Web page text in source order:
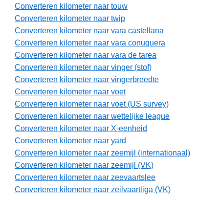
Converteren kilometer naar touw
Converteren kilometer naar twip
Converteren kilometer naar vara castellana
Converteren kilometer naar vara conuquera
Converteren kilometer naar vara de tarea
Converteren kilometer naar vinger (stof)
Converteren kilometer naar vingerbreedte
Converteren kilometer naar voet
Converteren kilometer naar voet (US survey)
Converteren kilometer naar wettelijke league
Converteren kilometer naar X-eenheid
Converteren kilometer naar yard
Converteren kilometer naar zeemijl (internationaal)
Converteren kilometer naar zeemijl (VK)
Converteren kilometer naar zeevaartslee
Converteren kilometer naar zeilvaartliga (VK)